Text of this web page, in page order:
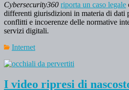
Cybersecurity360 riporta un caso legale
differenti giurisdizioni in materia di dati
conflitti e incoerenze delle normative
servizi digitali.
Internet
I video ripresi di